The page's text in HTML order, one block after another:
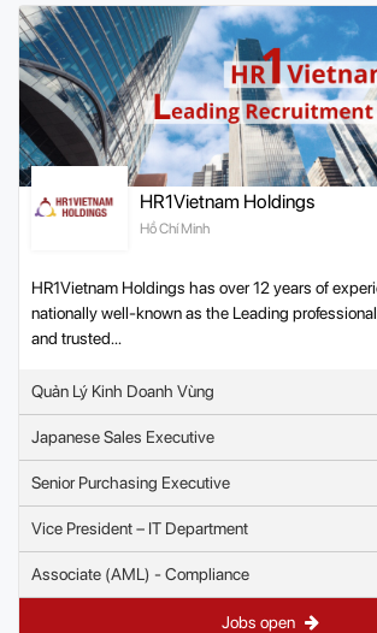
HR1Vietnam Holdings
Hồ Chí Minh
HR1Vietnam Holdings has over 12 years of
nationally well-known as the Leading
and trusted...
Quản Lý Kinh Doanh Vùng
Japanese Sales Executive
Senior Purchasing Executive
Vice President – IT Department
Associate (AML) - Compliance
Jobs open